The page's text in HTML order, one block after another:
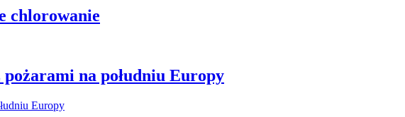
chlorowanie
na południu Europy